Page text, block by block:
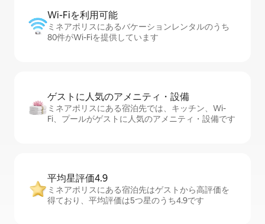
Wi-Fiを利⁠用⁠可⁠能
ミネアポリスにあるバケーションレンタルのうち
80件がWi-Fiを提供しています
ゲストに人⁠気⁠のア⁠メ⁠ニ⁠テ⁠ィ・設⁠備
ミネアポリスにある宿泊先では、キッチン、Wi-
Fi、プールがゲストに人気のアメニティ・設備です
平均星評価4.9
ミネアポリスにある宿泊先はゲストから高評価を
得ており、平均評価は5つ星のうち4.9です